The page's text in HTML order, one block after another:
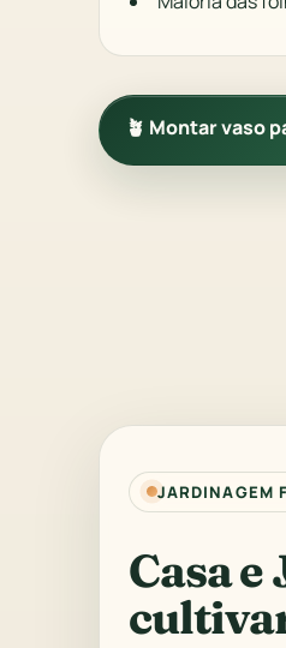
🪴 Montar vaso
JARDINAGEM
Casa